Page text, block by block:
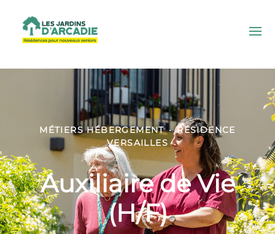
MÉTIERS HÉBERGEMENT · RÉSIDENCE
VERSAILLES
Auxiliaire de Vie
(H/F)